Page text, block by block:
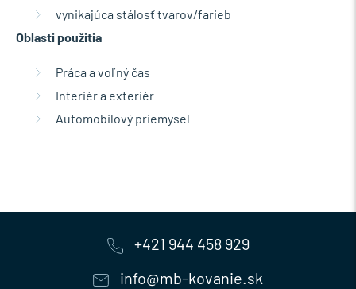
vynikajúca stálosť tvarov/farieb
Oblasti použitia
Práca a voľný čas
Interiér a exteriér
Automobilový priemysel
+421 944 458 929
info@mb-kovanie.sk